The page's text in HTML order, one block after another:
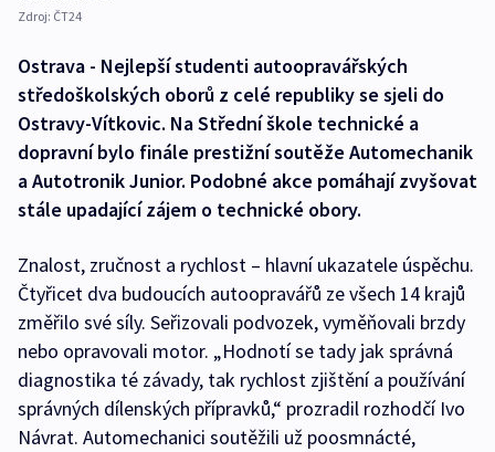
Zdroj: ČT24
Ostrava - Nejlepší studenti autoopravářských
středoškolských oborů z celé republiky se sjeli do
Ostravy-Vítkovic. Na Střední škole technické a
dopravní bylo finále prestižní soutěže Automechanik
a Autotronik Junior. Podobné akce pomáhají zvyšovat
stále upadající zájem o technické obory.
Znalost, zručnost a rychlost – hlavní ukazatele úspěchu.
Čtyřicet dva budoucích autoopravářů ze všech 14 krajů
změřilo své síly. Seřizovali podvozek, vyměňovali brzdy
nebo opravovali motor. „Hodnotí se tady jak správná
diagnostika té závady, tak rychlost zjištění a používání
správných dílenských přípravků,“ prozradil rozhodčí Ivo
Návrat. Automechanici soutěžili už poosmnácté,